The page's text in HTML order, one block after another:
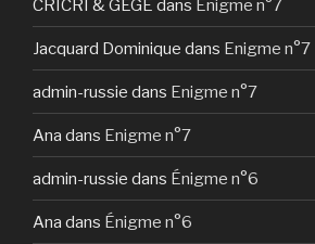
CRICRI & GEGE dans Enigme n°7
Jacquard Dominique dans Enigme n°7
admin-russie dans Enigme n°7
Ana dans Enigme n°7
admin-russie dans Énigme n°6
Ana dans Énigme n°6